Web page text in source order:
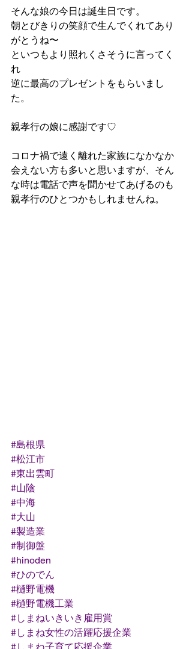
そんな娘の今日は誕生日です。
朝とびきりの笑顔で生んでくれてあり
がとうね〜
といつもより照れくさそうに言ってく
れ
逆に最高のプレゼントをもらいまし
た。
親孝行の娘に感謝です♡
コロナ禍で遠く離れた家族になかなか
会えない方も多いと思いますが、そん
な時は電話で声を聞かせてあげるのも
親孝行のひとつかもしれませんね。
#島根県
#松江市
#東出雲町
#山陰
#中海
#大山
#製造業
#制御盤
#hinoden
#ひのでん
#樋野電機
#樋野電機工業
#しまねいきいき雇用賞
#しまね女性の活躍応援企業